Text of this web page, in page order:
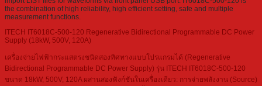
the combination of high reliability, high efficient setting, safe and multiple
measurement functions.
ITECH IT6018C-500-120 Regenerative Bidirectional Programmable DC Power
Supply (18kW, 500V, 120A)
เครื่องจ่ายไฟฟ้ากระแสตรงชนิดสองทิศทางแบบโปรแกรมได้ (Regenerative
Bidirectional Programmable DC Power Supply) รุ่น ITECH IT6018C-500-120
ขนาด 18kW, 500V, 120A ผสานสองฟังก์ชันในเครื่องเดียว: การจ่ายพลังงาน (Source)